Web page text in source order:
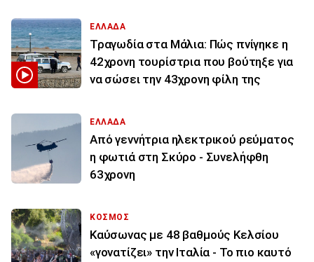
ΕΛΛΑΔΑ
Τραγωδία στα Μάλια: Πώς πνίγηκε η
42χρονη τουρίστρια που βούτηξε για
να σώσει την 43χρονη φίλη της
ΕΛΛΑΔΑ
Από γεννήτρια ηλεκτρικού ρεύματος
η φωτιά στη Σκύρο - Συνελήφθη
63χρονη
ΚΟΣΜΟΣ
Καύσωνας με 48 βαθμούς Κελσίου
«γονατίζει» την Ιταλία - Το πιο καυτό